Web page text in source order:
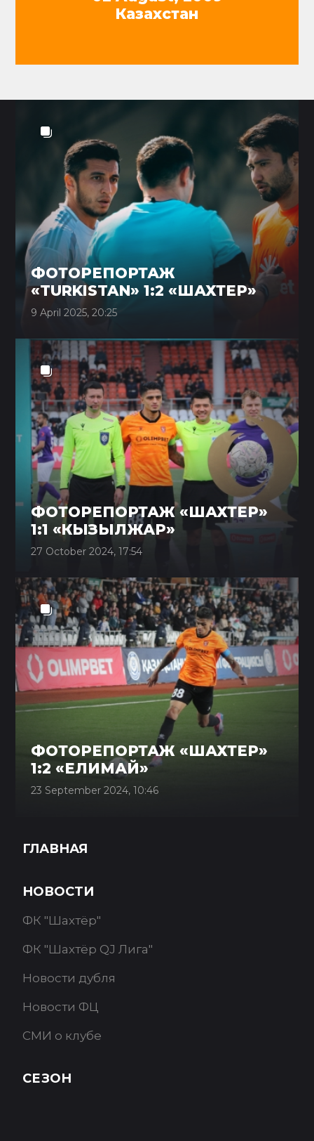
Казахстан
ФОТОРЕПОРТАЖ
«TURKISTAN» 1:2 «ШАХТЕР»
9 April 2025, 20:25
ФОТОРЕПОРТАЖ «ШАХТЕР»
1:1 «КЫЗЫЛЖАР»
27 October 2024, 17:54
ФОТОРЕПОРТАЖ «ШАХТЕР»
1:2 «ЕЛИМАЙ»
23 September 2024, 10:46
ГЛАВНАЯ
НОВОСТИ
ФК "Шахтёр"
ФК "Шахтёр QJ Лига"
Новости дубля
Новости ФЦ
СМИ о клубе
СЕЗОН